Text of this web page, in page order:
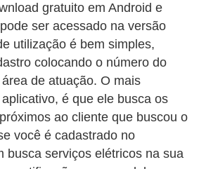
gratuito em Android e
ser acessado na versão
utilização é bem simples,
colocando o número do
de atuação. O mais
é que ele busca os
ao cliente que buscou o
você é cadastrado no
busca serviços elétricos na sua